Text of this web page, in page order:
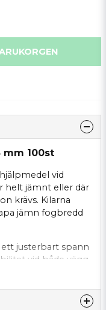
mm 100st
vid
helt jämnt eller där
krävs. Kilarna
jämn fogbredd
ett justerbart spann
vid både vägg-
formen gör dem